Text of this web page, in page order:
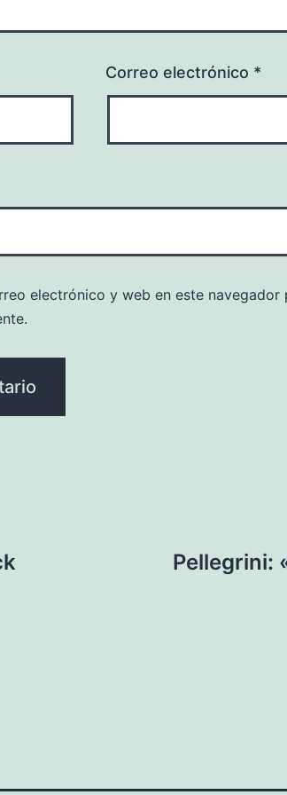
Correo electrónico *
electrónico y web en este navegador
Pellegrini: